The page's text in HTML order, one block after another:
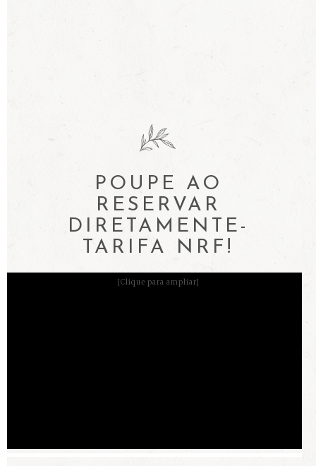
POUPE AO
RESERVAR
DIRETAMENTE-
TARIFA NRF!
[Clique para ampliar]